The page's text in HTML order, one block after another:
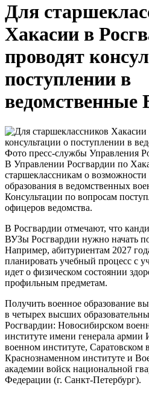
Для
Хакасии в
проводят
поступлении в
Фото пресс-службы Управления
В Управлении Росгвардии по
старшеклассникам о
образования в ведомственных
Консультации по вопросам
офицеров ведомства.
В Росгвардии отмечают, что
ВУЗы Росгвардии нужно начать
Например, абитуриентам 2027
планировать учебный процесс с
идет о физическом состоянии
профильным предметам.
Получить военное образование
в четырех высших
Росгвардии: Новосибирском
институте имени генерала
военном институте, Саратовском
Краснознаменном институте и
академии войск национальной
Федерации (г. Санкт-Петербург).